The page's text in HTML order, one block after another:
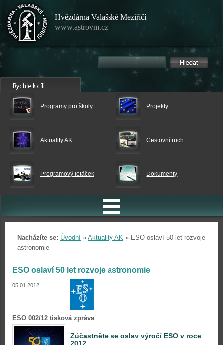
Hvězdárna Valašské Meziříčí
www.astrovm.cz
Programy pro školy Projekty
Aktuality AK Cestovní ruch
Programový letáček Dokumenty
Nacházíte se: Úvodní » Aktuality AK » ESO oslaví 50 let rozvoje
astronomie
ESO oslaví 50 let rozvoje astronomie
05.01.2012
ESO 002/12 tisková zpráva
Zúčastněte se oslav výročí ESO v roce
2012